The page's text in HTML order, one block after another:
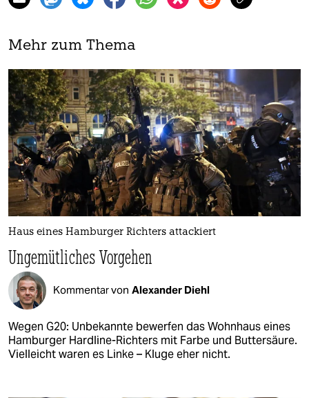
Mehr zum Thema
Haus eines Hamburger Richters attackiert
Ungemütliches Vorgehen
Kommentar von Alexander Diehl
Wegen G20: Unbekannte bewerfen das Wohnhaus eines
Hamburger Hardline-Richters mit Farbe und Buttersäure.
Vielleicht waren es Linke – Kluge eher nicht.